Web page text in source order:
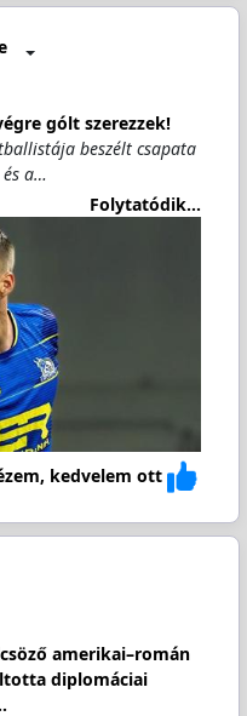
gólt szerezzek!
beszélt csapata
a…
Folytatódik...
kedvelem ott
amerikai–román
diplomáciai